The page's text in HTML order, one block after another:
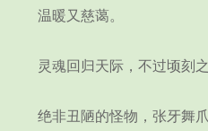
温暖又慈蔼。
灵魂回归天际，不过顷刻之
绝非丑陋的怪物，张牙舞爪